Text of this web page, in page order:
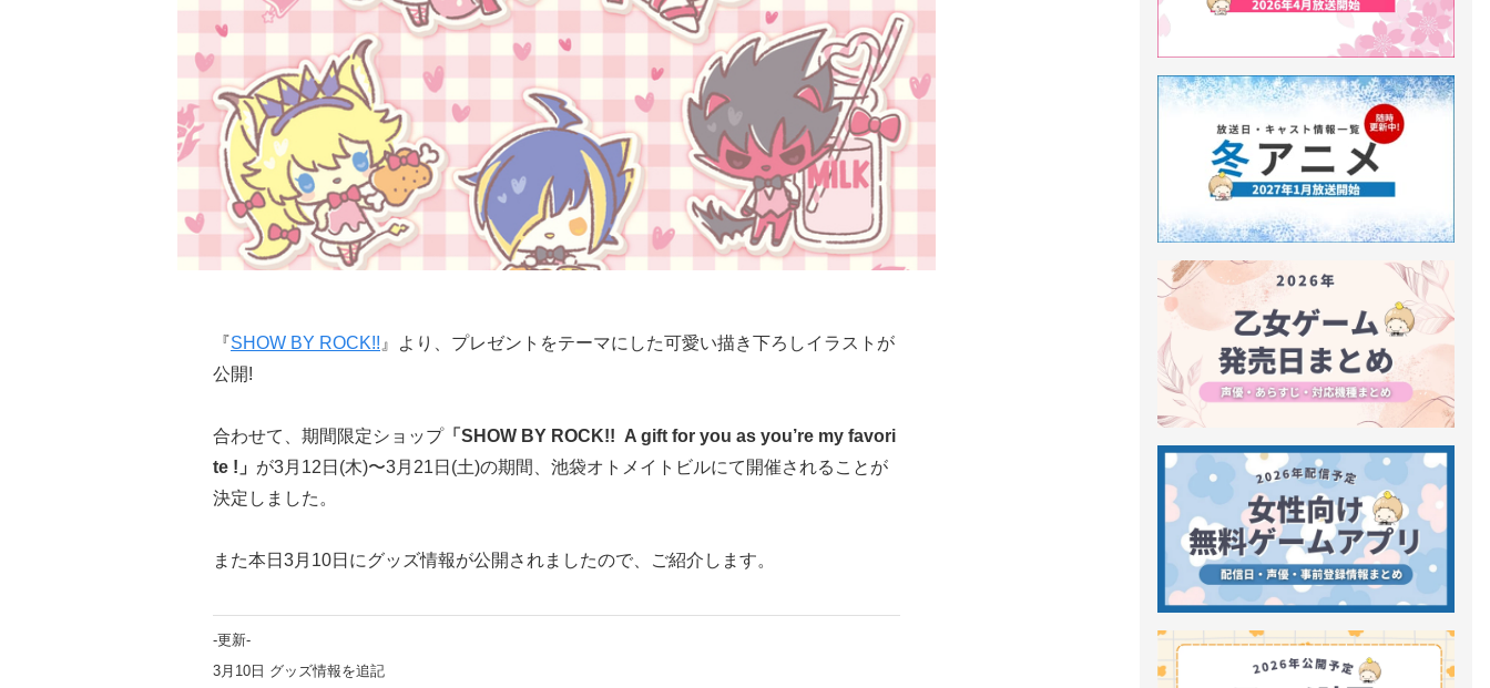
『SHOW BY ROCK!! 』より、プレゼントをテーマにした可愛い描き下ろしイラストが
公開!
合わせて、期間限定ショップ「SHOW BY ROCK!! A gift for you as you’re my favori
te !」 が3月12日(木)〜3月21日(土)の期間、池袋オトメイトビルにて開催されることが
決定しました。
また本日3月10日にグッズ情報が公開されましたので、ご紹介します。
-更新-
3月10日 グッズ情報を追記